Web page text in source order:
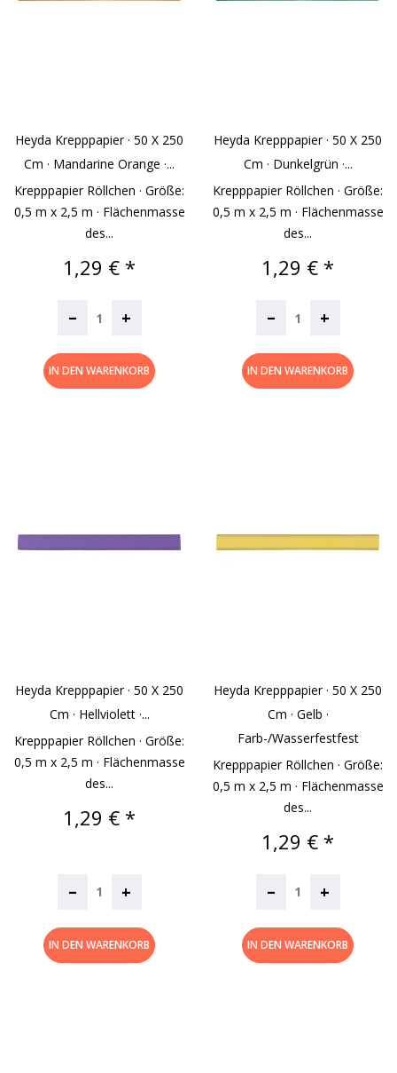
Heyda Krepppapier · 50 X 250
Cm · Mandarine Orange ·...
Krepppapier Röllchen · Größe:
0,5 m x 2,5 m · Flächenmasse
des...
Preis
1,29 € *
– +
IN DEN WARENKORB
Heyda Krepppapier · 50 X 250
Cm · Dunkelgrün ·...
Krepppapier Röllchen · Größe:
0,5 m x 2,5 m · Flächenmasse
des...
Preis
1,29 € *
– +
IN DEN WARENKORB
Heyda Krepppapier · 50 X 250
Cm · Hellviolett ·...
Krepppapier Röllchen · Größe:
0,5 m x 2,5 m · Flächenmasse
des...
Preis
1,29 € *
– +
IN DEN WARENKORB
Heyda Krepppapier · 50 X 250
Cm · Gelb ·
Farb-/wasserfestfest
Krepppapier Röllchen · Größe:
0,5 m x 2,5 m · Flächenmasse
des...
Preis
1,29 € *
– +
IN DEN WARENKORB